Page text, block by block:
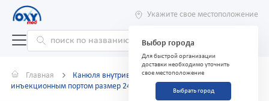
Укажите свое местоположение
Выбор города
Для быстрой организации
доставки необходимо уточнить
свое местоположение
Выбрать город
Главная
Канюля внутривенная с крыльями и
инъекционным портом размер 24G